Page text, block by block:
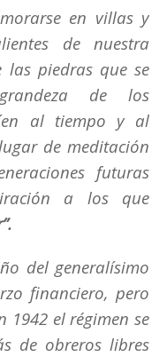
en villas y
de nuestra
las piedras que se
de los
al tiempo y al
de meditación
futuras
a los que
”.
del generalísimo
financiero, pero
1942 el régimen se
de obreros libres